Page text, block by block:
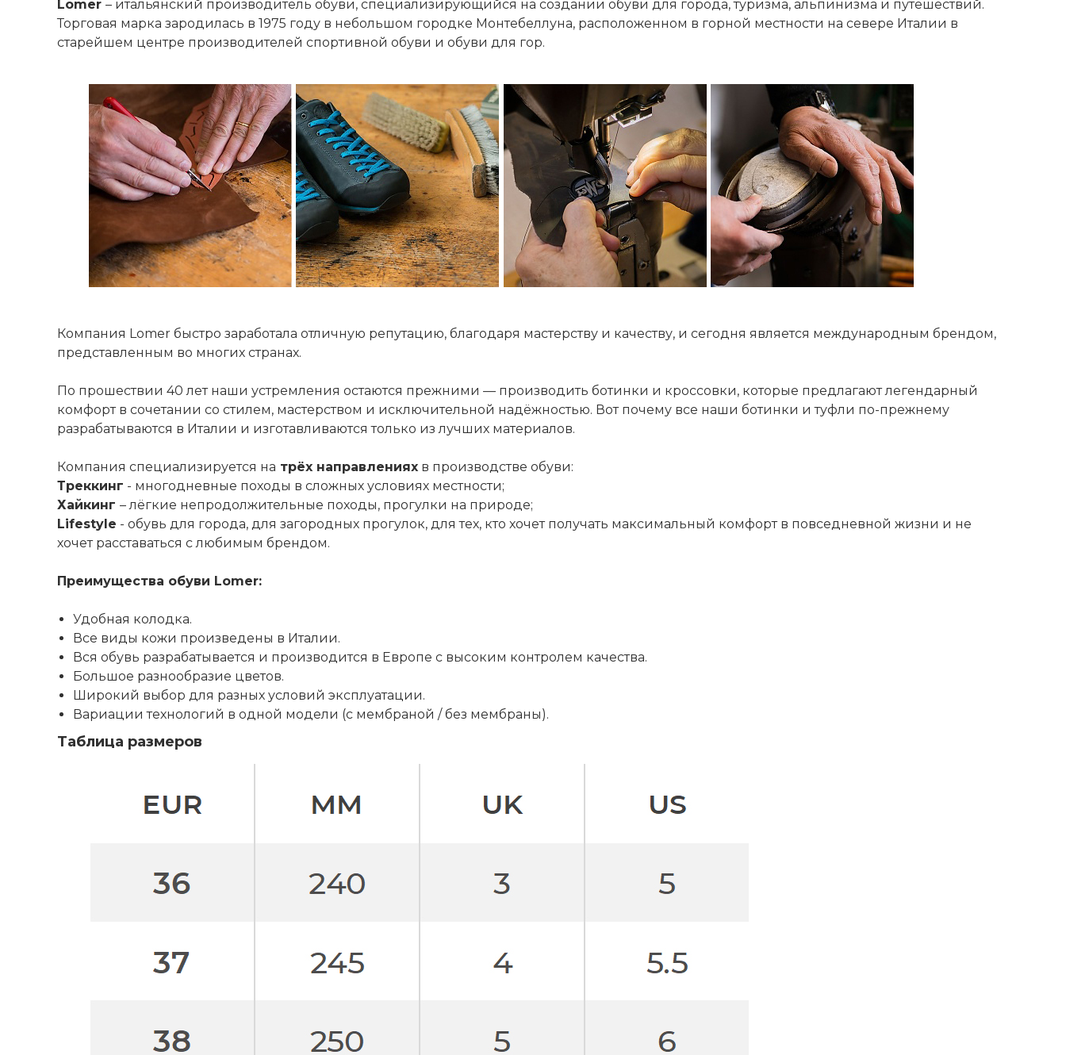
Lomer – итальянский производитель обуви, специализирующийся на создании обуви для города, туризма, альпинизма и путешествий.
Торговая марка зародилась в 1975 году в небольшом городке Монтебеллуна, расположенном в горной местности на севере Италии в
старейшем центре производителей спортивной обуви и обуви для гор.
Компания Lomer быстро заработала отличную репутацию, благодаря мастерству и качеству, и сегодня является международным брендом,
представленным во многих странах.
По прошествии 40 лет наши устремления остаются прежними — производить ботинки и кроссовки, которые предлагают легендарный
комфорт в сочетании со стилем, мастерством и исключительной надёжностью. Вот почему все наши ботинки и туфли по-прежнему
разрабатываются в Италии и изготавливаются только из лучших материалов.
Компания специализируется на трёх направлениях в производстве обуви:
Треккинг - многодневные походы в сложных условиях местности;
Хайкинг – лёгкие непродолжительные походы, прогулки на природе;
Lifestyle - обувь для города, для загородных прогулок, для тех, кто хочет получать максимальный комфорт в повседневной жизни и не
хочет расставаться с любимым брендом.
Преимущества обуви Lomer:
Удобная колодка.
Все виды кожи произведены в Италии.
Вся обувь разрабатывается и производится в Европе с высоким контролем качества.
Большое разнообразие цветов.
Широкий выбор для разных условий эксплуатации.
Вариации технологий в одной модели (с мембраной / без мембраны).
Таблица размеров